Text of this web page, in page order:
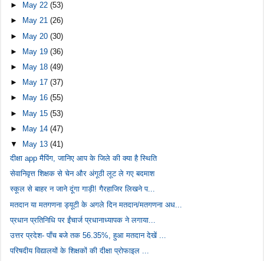
►
May 22(53)
►
May 21(26)
► May 20(30)
►
May 19(36)
►
May 18(49)
►
May 17(37)
►
May 16(55)
► May 15(53)
► May 14(47)
▼
May 13(41)
दीक्षा app मैपिंग, जानिए आप के जिले की क्या है स्थिति
सेवानिवृत्त शिक्षक से चेन और अंगूठी लूट ले गए बदमाश
स्कूल से बाहर न जाने दूंगा गाड़ी! गैरहाजिर लिखने प...
मतदान या मतगणना ड्यूटी के अगले दिन मतदान/मतगणना अध...
प्रधान प्रतिनिधि पर ईंचार्ज प्रधानाध्यापक ने लगाया...
उत्तर प्रदेश- पाँच बजे तक 56.35%, हुआ मतदान देखें ...
परिषदीय विद्यालयों के शिक्षकों की दीक्षा प्रोफाइल ...